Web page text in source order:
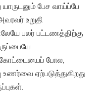
பேச வாய்ப்பே
உறுதி
பலர் பட்டணத்திற்கு
கோட்டையைப் போல,
உணர்வை ஏற்படுத்துகிறது